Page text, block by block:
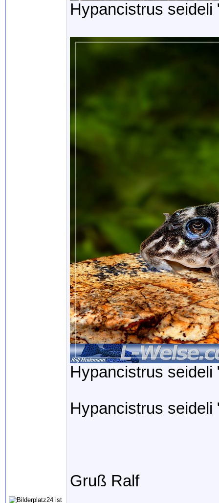
Hypancistrus seideli
Hypancistrus seideli
Hypancistrus seideli
Gruß Ralf